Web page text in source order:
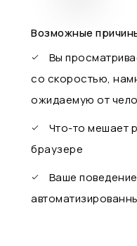
Возможные
Вы
со скоростью,
ожидаемую от
Что-то мешает
браузере
Ваше